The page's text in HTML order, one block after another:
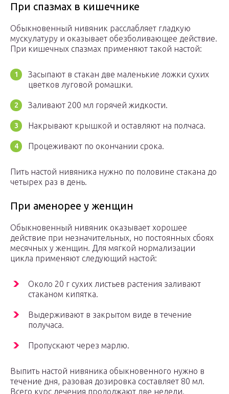
При спазмах в кишечнике
Обыкновенный нивяник расслабляет гладкую
мускулатуру и оказывает обезболивающее действие.
При кишечных спазмах применяют такой настой:
Засыпают в стакан две маленькие ложки сухих
цветков луговой ромашки.
Заливают 200 мл горячей жидкости.
Накрывают крышкой и оставляют на полчаса.
Процеживают по окончании срока.
Пить настой нивяника нужно по половине стакана до
четырех раз в день.
При аменорее у женщин
Обыкновенный нивяник оказывает хорошее
действие при незначительных, но постоянных сбоях
месячных у женщин. Для мягкой нормализации
цикла применяют следующий настой:
Около 20 г сухих листьев растения заливают
стаканом кипятка.
Выдерживают в закрытом виде в течение
получаса.
Пропускают через марлю.
Выпить настой нивяника обыкновенного нужно в
течение дня, разовая дозировка составляет 80 мл.
Всего курс лечения продолжают две недели.